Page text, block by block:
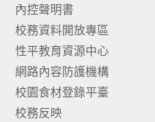
內控聲明書
校務資料開放專區
性平教育資源中心
網路內容防護機構
校園食材登錄平臺
校務反映